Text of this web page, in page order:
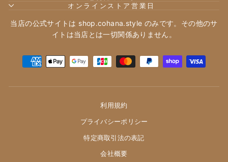
オンラインストア営業日
当店の公式サイトは shop.cohana.style のみです。その他のサ
イトは当店とは一切関係ありません。
利用規約
プライバシーポリシー
特定商取引法の表記
会社概要